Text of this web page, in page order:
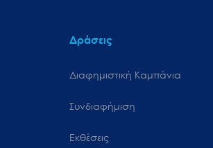
Δράσεις
Διαφημιστική Καμπάνια
Συνδιαφήμιση
Εκθέσεις